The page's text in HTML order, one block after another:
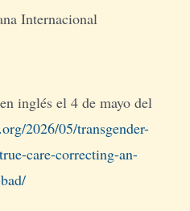
Internacional
inglés el 4 de mayo del
2026/05/transgender-
care-correcting-an-